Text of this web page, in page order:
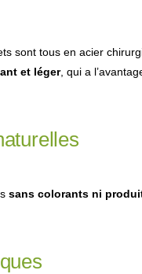
sont tous en acier
et léger, qui a
sans colorants ni